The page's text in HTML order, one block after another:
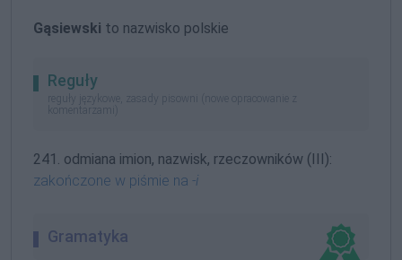
Gąsiewski to nazwisko polskie
Reguły
reguły językowe, zasady pisowni (nowe opracowanie z
komentarzami)
241. odmiana imion, nazwisk, rzeczowników (III):
zakończone w piśmie na -i
Gramatyka